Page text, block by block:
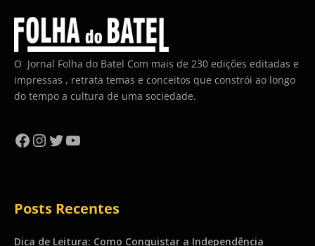
O Jornal Folha do Batel Com mais de 230 edições editadas e
impressas , retrata temas e conceitos que constrói ao longo
do tempo a cultura de uma sociedade.
Facebook
Instagram
Twitter
YouTube
Posts Recentes
Dica de Leitura: Como Conquistar a Independência